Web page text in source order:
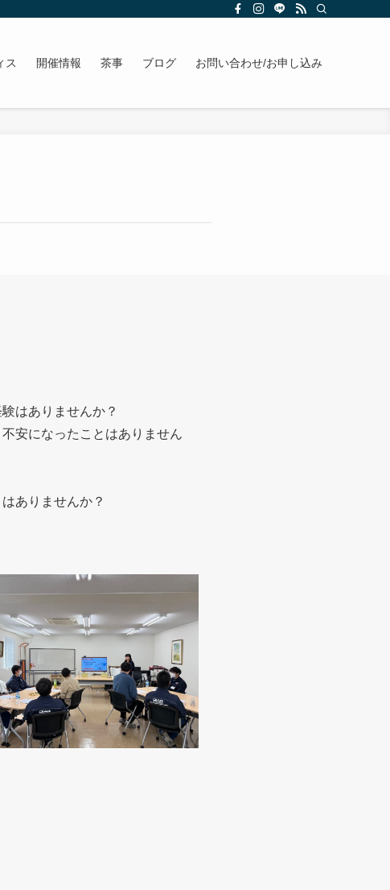
ス 開催情報 茶事 ブログ お問い合わせ/お申し込み
はありませんか？
安になったことはありません
ありませんか？